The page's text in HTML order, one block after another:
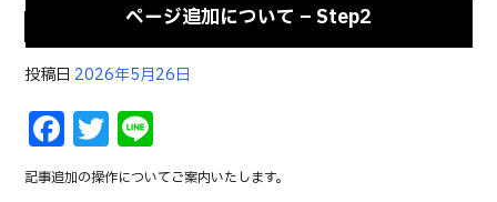
ページ追加について – Step2
投稿日 2026年5月26日
F
a
T
w n
記事追加の操作についてご案内いたします。